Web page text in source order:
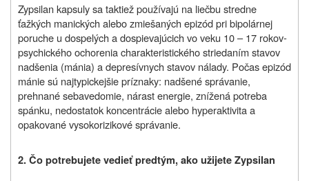
Zypsilan kapsuly sa taktiež používajú na liečbu stredne
ťažkých manických alebo zmiešaných epizód pri bipolárnej
poruche u dospelých a dospievajúcich vo veku 10 – 17 rokov-
psychického ochorenia charakteristického striedaním stavov
nadšenia (mánia) a depresívnych stavov nálady. Počas epizód
mánie sú najtypickejšie príznaky: nadšené správanie,
prehnané sebavedomie, nárast energie, znížená potreba
spánku, nedostatok koncentrácie alebo hyperaktivita a
opakované vysokorizikové správanie.
2. Čo potrebujete vedieť predtým, ako užijete Zypsilan